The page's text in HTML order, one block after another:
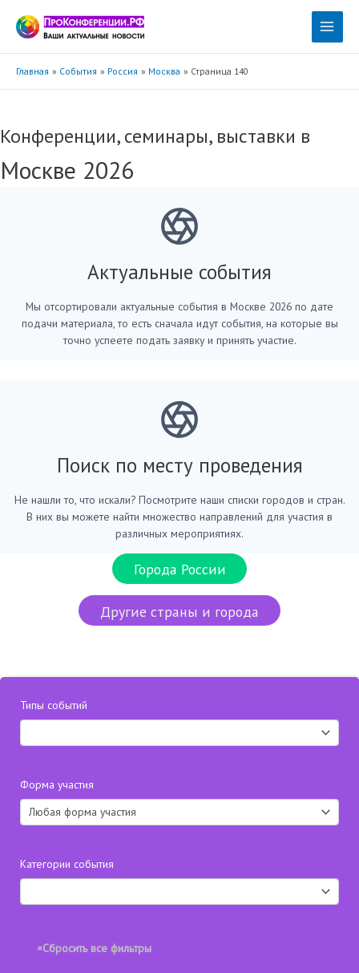
содержимому
Main
Главная События Россия Москва Страница 140
Конференции, семинары, выставки в
Москве 2026
Актуальные события
Мы отсортировали актуальные события в Москве 2026 по дате
подачи материала, то есть сначала идут события, на которые вы
точно успеете подать заявку и принять участие.
Поиск по месту проведения
Не нашли то, что искали? Посмотрите наши списки городов и стран.
В них вы можете найти множество направлений для участия в
различных мероприятиях.
Города России
Другие страны и города
Типы событий
Форма участия
Категории события